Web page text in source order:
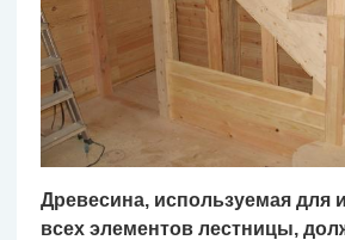
Древесина, используемая для
всех элементов лестницы,